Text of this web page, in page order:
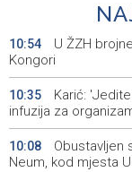
10:54
U ŽZH
Kongori
10:35
Karić:
infuzija za
10:08
Obustavljen
Neum, kod mjesta